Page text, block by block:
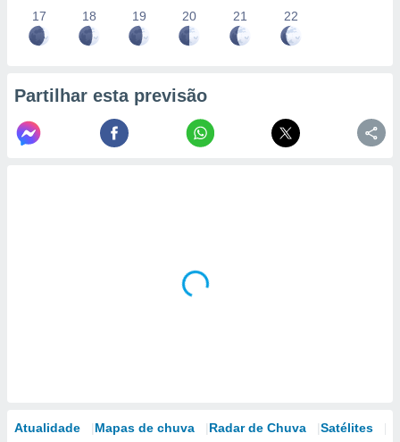
17 18 19 20 21 22
Partilhar esta previsão
Atualidade Mapas de chuva Radar de Chuva Satélites